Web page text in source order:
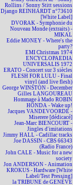
Rollins / Sonny Stitt sessions
Django REINHARDT n°73610
[White Label]
DVORAK - Symphonie du
Nouveau Monde (extraits) -
MIKAL
Eddie MONEY - Where's the
party?
EMI Christmas 1974
ENCYCLOPAEDIA
UNIVERSALIS 1972
ERATO - Concert sur 3 siècles
FLESH FOR LULU - Final
vinyl (and live flesh)
George WINSTON - December
Gilles LANGOUREAU
Hommage à Mado ROBIN
HONDA - Wake up!
Jacques VANDEVOORDE -
Miserere [dédicacé]
Jean-Marc BIENCOURT -
Jingles d'imitations
Jimmy HALL - Cadillac tracks
Joe DASSIN - CBS 66343
(Radio France)
John CALE - Music for a new
society
Jon ANDERSON - Animation
KROKUS - Hardware [White
Label/Test Pressing]
la TRIBUNE de GENÈVE